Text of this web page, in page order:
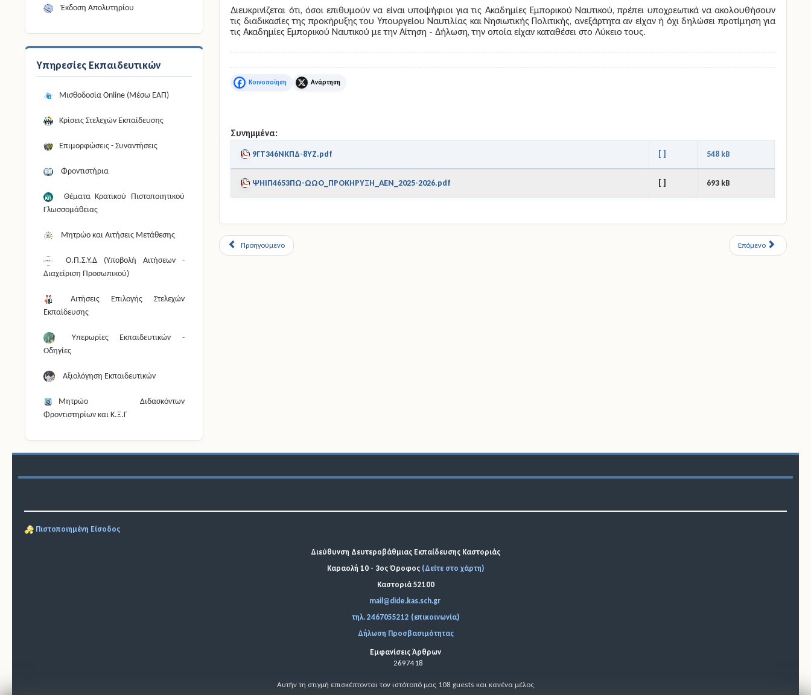
Έκδοση Απολυτηρίου
Υπηρεσίες Εκπαιδευτικών
Μισθοδοσία Online (Μέσω ΕΑΠ)
Κρίσεις Στελεχών Εκπαίδευσης
Επιμορφώσεις - Συναντήσεις
Φροντιστήρια
Θέματα Κρατικού Πιστοποιητικού
Γλωσσομάθειας
Μητρώο και Αιτήσεις Μετάθεσης
Ο.Π.Σ.Υ.Δ (Υποβολή Αιτήσεων -
Διαχείριση Προσωπικού)
Αιτήσεις Επιλογής Στελεχών
Εκπαίδευσης
Υπερωρίες Εκπαιδευτικών -
Οδηγίες
Αξιολόγηση Εκπαιδευτικών
Μητρώο Διδασκόντων
Φροντιστηρίων και Κ.Ξ.Γ
Διευκρινίζεται ότι, όσοι επιθυμούν να είναι υποψήφιοι για τις Ακαδημίες Εμπορικού Ναυτικού, πρέπει υποχρεωτικά να ακολουθήσουν
τις διαδικασίες της προκήρυξης του Υπουργείου Ναυτιλίας και Νησιωτικής Πολιτικής, ανεξάρτητα αν είχαν ή όχι δηλώσει προτίμηση για
τις Ακαδημίες Εμπορικού Ναυτικού με την Αίτηση - Δήλωση, την οποία είχαν καταθέσει στο Λύκειο τους.
Facebook X
Συνημμένα:
9ΓΤ346ΝΚΠΔ-8ΥΖ.pdf [ ] 548 kB
ΨΗΙΠ4653ΠΩ-ΩΩΟ_ΠΡΟΚΗΡΥΞΗ_ΑΕΝ_2025-2026.pdf [ ] 693 kB
Προηγούμενο Επόμενο
Πιστοποιημένη Είσοδος
Διεύθυνση Δευτεροβάθμιας Εκπαίδευσης Καστοριάς
Καραολή 10 - 3ος Όροφος (Δείτε στο χάρτη)
Καστοριά 52100
mail@dide.kas.sch.gr
τηλ. 2467055212 (επικοινωνία)
Δήλωση Προσβασιμότητας
Εμφανίσεις Άρθρων
2697418
Αυτήν τη στιγμή επισκέπτονται τον ιστότοπό μας 108 guests και κανένα μέλος